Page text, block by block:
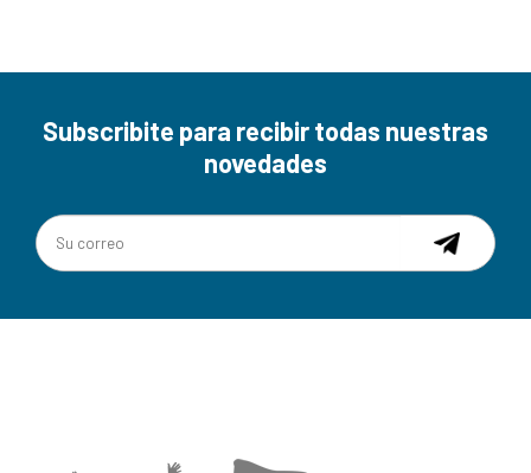
Subscribite para recibir todas nuestras
novedades